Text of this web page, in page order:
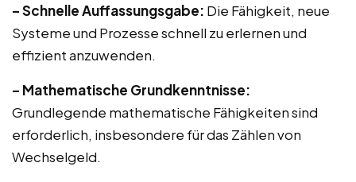
– Schnelle Auffassungsgabe: Die Fähigkeit, neue
Systeme und Prozesse schnell zu erlernen und
effizient anzuwenden.
– Mathematische Grundkenntnisse:
Grundlegende mathematische Fähigkeiten sind
erforderlich, insbesondere für das Zählen von
Wechselgeld.